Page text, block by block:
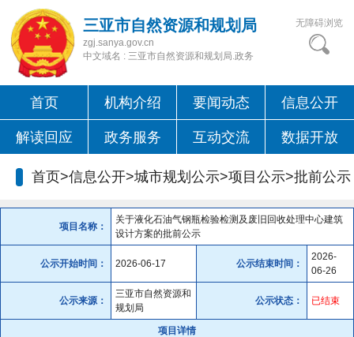
三亚市自然资源和规划局
zgj.sanya.gov.cn
中文域名 : 三亚市自然资源和规划局.政务
无障碍浏览
首页 机构介绍 要闻动态 信息公开
解读回应 政务服务 互动交流 数据开放
首页>信息公开>城市规划公示>项目公示>批前公示
项目名称：
关于液化石油气钢瓶检验检测及废旧回收处理中心建筑
设计方案的批前公示
公示开始时间： 2026-06-17 公示结束时间：
2026-
06-26
公示来源：
三亚市自然资源和
规划局
公示状态： 已结束
项目详情